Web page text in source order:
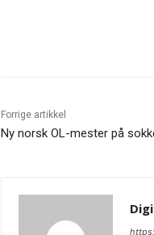
Forrige artikkel
Ny norsk OL-mester på